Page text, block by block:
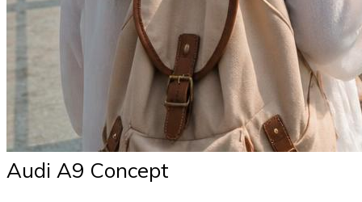
Audi A9 Concept